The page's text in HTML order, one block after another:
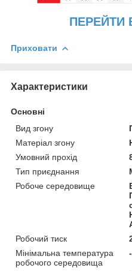
ПЕРЕЙТИ
Приховати
Характеристики
Основні
Вид згону
Матеріал згону
Умовний прохід
Тип приєднання
Робоче середовище
Робочий тиск
Мінімальна температура
робочого середовища